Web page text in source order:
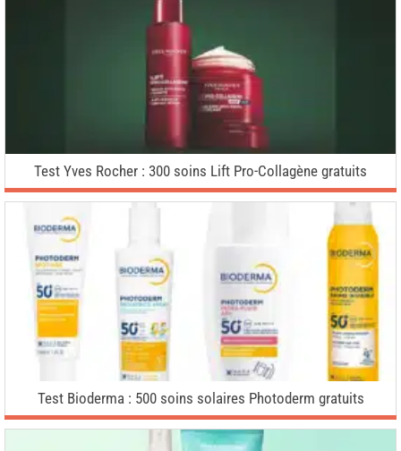
Test Yves Rocher : 300 soins Lift Pro-Collagène gratuits
Test Bioderma : 500 soins solaires Photoderm gratuits